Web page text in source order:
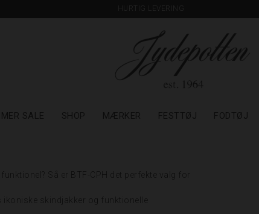
HURTIG LEVERING
SALE SHOP MÆRKER FESTTØJ FODTØJ
Så er BTF-CPH det perfekte valg for
skindjakker og funktionelle